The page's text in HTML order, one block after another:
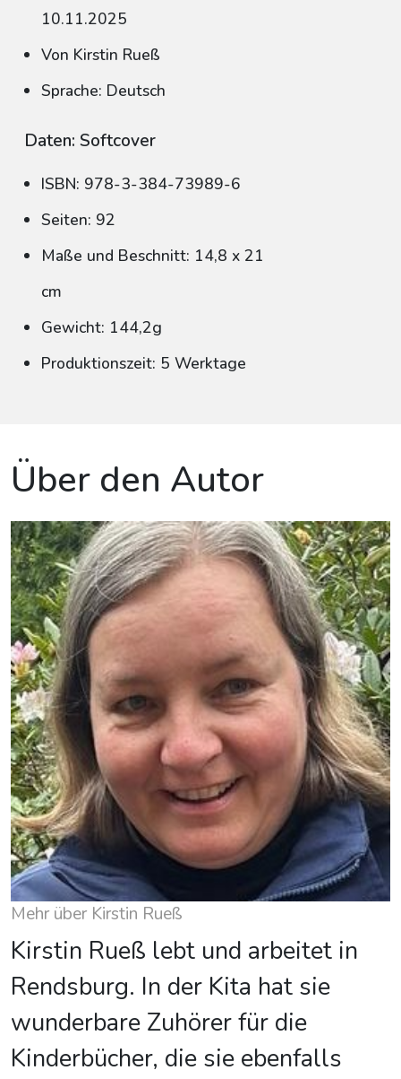
10.11.2025
Von Kirstin Rueß
Sprache: Deutsch
Daten: Softcover
ISBN: 978-3-384-73989-6
Seiten: 92
Maße und Beschnitt: 14,8 x 21
cm
Gewicht: 144,2g
Produktionszeit: 5 Werktage
Über den Autor
Mehr über Kirstin Rueß
Kirstin Rueß lebt und arbeitet in
Rendsburg. In der Kita hat sie
wunderbare Zuhörer für die
Kinderbücher, die sie ebenfalls